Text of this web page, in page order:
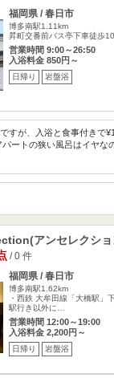
福岡県 / 春日市
博多南駅1.11km
昇町交番前バス亭下車徒歩
営業時間 9:00～26:50
入浴料金 850円～
日帰り 岩盤浴
すが、入浴と食事付きで
パートの狭い風呂はイヤな
アンセレクショ
/ 0 件
福岡県 / 春日市
博多南駅1.62km
・西鉄 大牟田線「大橋駅」
駅行き以外に…
営業時間 12:00～19:00
入浴料金 2,200円～
日帰り 岩盤浴